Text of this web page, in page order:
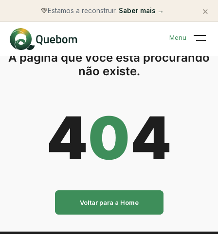
💚Estamos a reconstruir. Saber mais → ×
Menu
A página que você está procurando
não existe.
404
Voltar para a Home